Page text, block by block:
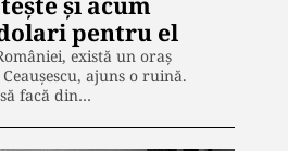
pentru el
există un oraș
ajuns o ruină.
facă din…